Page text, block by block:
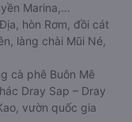
Marina,...
hòn Rơm, đồi cát
làng chài Mũi Né,
cà phê Buôn Mê
Dray Sap – Dray
vườn quốc gia